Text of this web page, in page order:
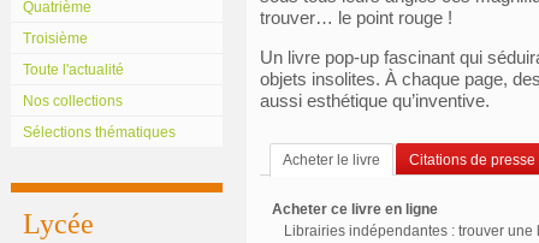
Quatrième
Troisième
Toute l'actualité
Nos collections
Sélections thématiques
Lycée
trouver… le point rouge !
Un livre pop-up fascinant qui
objets insolites. À chaque page,
aussi esthétique qu’inventive.
Acheter le livre Citations de presse
Acheter ce livre en ligne
Librairies indépendantes : trouver une